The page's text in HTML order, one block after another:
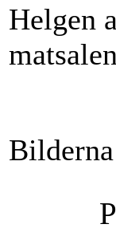
Helgen